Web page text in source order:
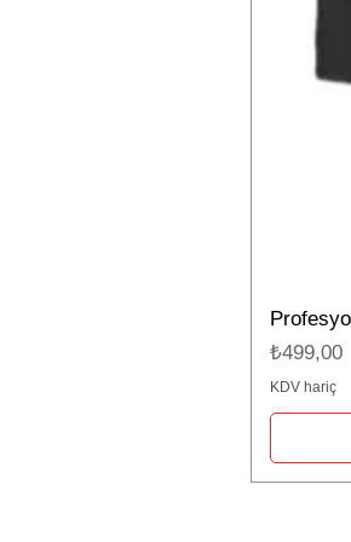
Fiyat
₺499,00
KDV hariç